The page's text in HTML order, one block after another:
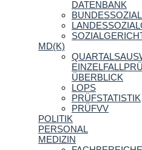
DATENBANK
MD(K)
ÜBERBLICK
LOPS
PRÜFSTATISTIK
PRÜFVV
POLITIK
PERSONAL
MEDIZIN